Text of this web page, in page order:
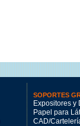
SOPORTES
Expositores y
Papel para
CAD/